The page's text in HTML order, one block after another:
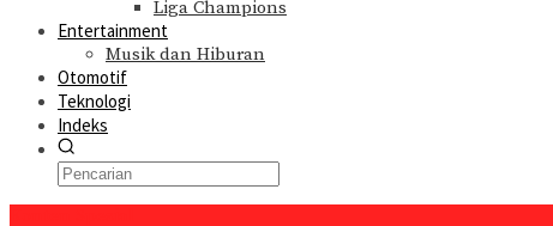
Liga Champions
Entertainment
Musik dan Hiburan
Otomotif
Teknologi
Indeks